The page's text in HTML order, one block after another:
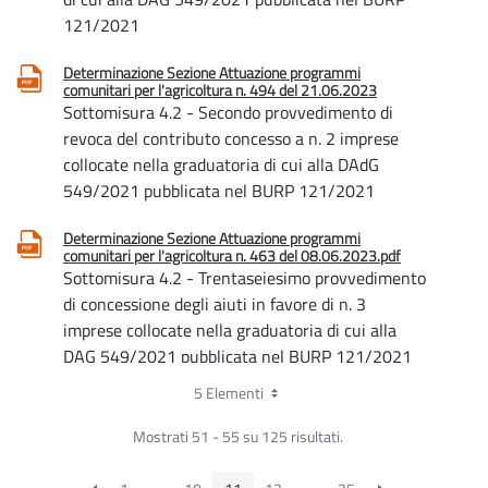
121/2021
Determinazione Sezione Attuazione programmi
comunitari per l'agricoltura n. 494 del 21.06.2023
Sottomisura 4.2 - Secondo provvedimento di
revoca del contributo concesso a n. 2 imprese
collocate nella graduatoria di cui alla DAdG
549/2021 pubblicata nel BURP 121/2021
Determinazione Sezione Attuazione programmi
comunitari per l'agricoltura n. 463 del 08.06.2023.pdf
Sottomisura 4.2 - Trentaseiesimo provvedimento
di concessione degli aiuti in favore di n. 3
imprese collocate nella graduatoria di cui alla
DAG 549/2021 pubblicata nel BURP 121/2021
Determinazione Sezione Attuazione programmi
Sottomisura 4.2 - Trentacinquesimo
5 Elementi
Mostrati 51 - 55 su 125 risultati.